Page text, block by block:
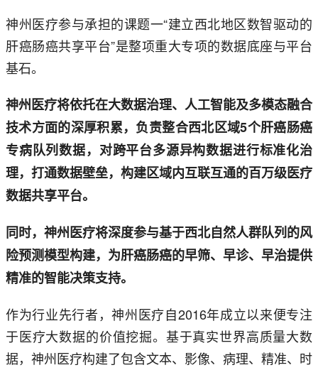
神州医疗参与承担的课题一“建立西北地区数智驱动的
肝癌肠癌共享平台”是整项重大专项的数据底座与平台
基石。
神州医疗将依托在大数据治理、人工智能及多模态融合
技术方面的深厚积累，负责整合西北区域5个肝癌肠癌
专病队列数据，对跨平台多源异构数据进行标准化治
理，打通数据壁垒，构建区域内互联互通的百万级医疗
数据共享平台。
同时，神州医疗将深度参与基于西北自然人群队列的风
险预测模型构建，为肝癌肠癌的早筛、早诊、早治提供
精准的智能决策支持。
作为行业先行者，神州医疗自2016年成立以来便专注
于医疗大数据的价值挖掘。基于真实世界高质量大数
据，神州医疗构建了包含文本、影像、病理、精准、时